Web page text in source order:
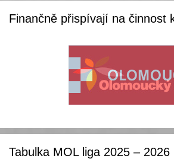
Finančně přispívají na činnost
Tabulka MOL liga 2025 – 2026